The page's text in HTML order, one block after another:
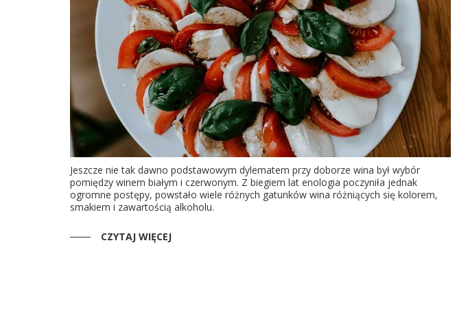
Jeszcze nie tak dawno podstawowym dylematem przy doborze wina był wybór
pomiędzy winem białym i czerwonym. Z biegiem lat enologia poczyniła jednak
ogromne postępy, powstało wiele różnych gatunków wina różniących się kolorem,
smakiem i zawartością alkoholu.
CZYTAJ WIĘCEJ